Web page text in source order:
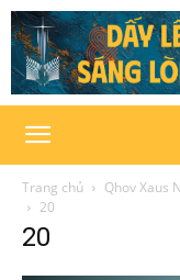
Trang chủ
Qhov Xaus
20
20